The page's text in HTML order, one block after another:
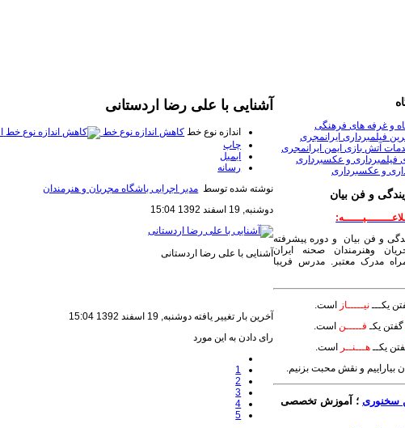
آشنایی با علی رضا اردستانی
اندازه نوع خط کاهش اندازه نوع خط
چاپ
ایمیل
رسانه
نوشته شده توسط مدیر اجرایی باشگاه مجریان و هنرمندان
دوشنبه, 19 اسفند 1392 15:04
آشنایی با علی رضا اردستانی
آخرین بار تغییر یافته دوشنبه, 19 اسفند 1392 15:04
رای دادن به این مورد
1
2
3
4
5
و غرفه های فرهنگی
فیلمبرداری ایرانمجری
آتش بازی ایمن ایرانمجری
فیلمبرداری و عکسبرداری
و عکسبرداری
و فن بیان
و فن بیان و دوره پیشرفته
وهنرمندان صحنه ایران
مدرک معتبر. مدرس فریبا
یکـــنیـــــاز
است.
گفتن یکـ فـــــن است.
یکــهـــنــر
است.
بیاراییم و نقش محبت بزنیم.
سخنوری؛ آموزش تخصصی